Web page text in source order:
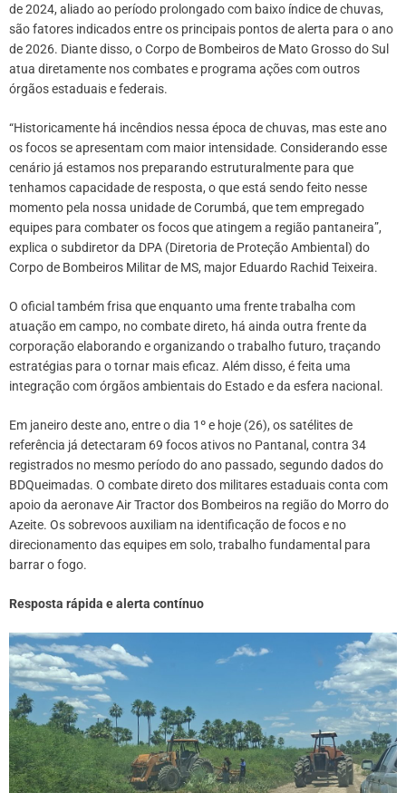
de 2024, aliado ao período prolongado com baixo índice de chuvas,
são fatores indicados entre os principais pontos de alerta para o ano
de 2026. Diante disso, o Corpo de Bombeiros de Mato Grosso do Sul
atua diretamente nos combates e programa ações com outros
órgãos estaduais e federais.
“Historicamente há incêndios nessa época de chuvas, mas este ano
os focos se apresentam com maior intensidade. Considerando esse
cenário já estamos nos preparando estruturalmente para que
tenhamos capacidade de resposta, o que está sendo feito nesse
momento pela nossa unidade de Corumbá, que tem empregado
equipes para combater os focos que atingem a região pantaneira”,
explica o subdiretor da DPA (Diretoria de Proteção Ambiental) do
Corpo de Bombeiros Militar de MS, major Eduardo Rachid Teixeira.
O oficial também frisa que enquanto uma frente trabalha com
atuação em campo, no combate direto, há ainda outra frente da
corporação elaborando e organizando o trabalho futuro, traçando
estratégias para o tornar mais eficaz. Além disso, é feita uma
integração com órgãos ambientais do Estado e da esfera nacional.
Em janeiro deste ano, entre o dia 1º e hoje (26), os satélites de
referência já detectaram 69 focos ativos no Pantanal, contra 34
registrados no mesmo período do ano passado, segundo dados do
BDQueimadas. O combate direto dos militares estaduais conta com
apoio da aeronave Air Tractor dos Bombeiros na região do Morro do
Azeite. Os sobrevoos auxiliam na identificação de focos e no
direcionamento das equipes em solo, trabalho fundamental para
barrar o fogo.
Resposta rápida e alerta contínuo